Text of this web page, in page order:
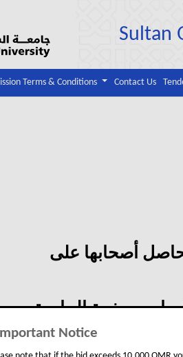
Sultan
Terms & Conditions Contact Us
أصحابها على
بصفحة الجامعة
Notice